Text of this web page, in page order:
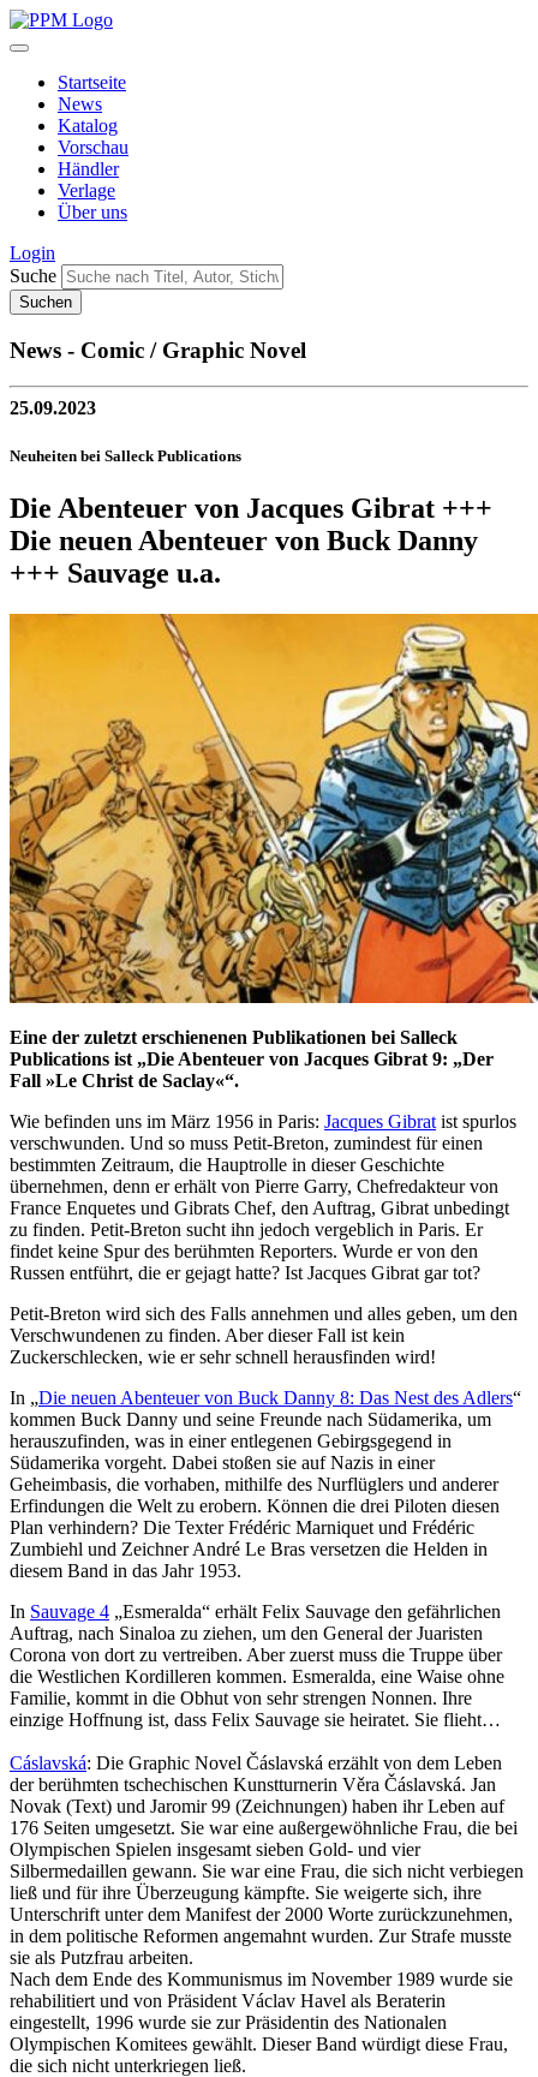
Startseite
News
Katalog
Vorschau
Händler
Verlage
Über uns
Login
Suche
News - Comic / Graphic Novel
25.09.2023
Neuheiten bei Salleck Publications
Die Abenteuer von Jacques Gibrat +++
Die neuen Abenteuer von Buck Danny
+++ Sauvage u.a.
Eine der zuletzt erschienenen Publikationen bei Salleck
Publications ist „Die Abenteuer von Jacques Gibrat 9: „Der
Fall »Le Christ de Saclay«“.
Wie befinden uns im März 1956 in Paris: Jacques Gibrat ist spurlos
verschwunden. Und so muss Petit-Breton, zumindest für einen
bestimmten Zeitraum, die Hauptrolle in dieser Geschichte
übernehmen, denn er erhält von Pierre Garry, Chefredakteur von
France Enquetes und Gibrats Chef, den Auftrag, Gibrat unbedingt
zu finden. Petit-Breton sucht ihn jedoch vergeblich in Paris. Er
findet keine Spur des berühmten Reporters. Wurde er von den
Russen entführt, die er gejagt hatte? Ist Jacques Gibrat gar tot?
Petit-Breton wird sich des Falls annehmen und alles geben, um den
Verschwundenen zu finden. Aber dieser Fall ist kein
Zuckerschlecken, wie er sehr schnell herausfinden wird!
In „Die neuen Abenteuer von Buck Danny 8: Das Nest des Adlers“
kommen Buck Danny und seine Freunde nach Südamerika, um
herauszufinden, was in einer entlegenen Gebirgsgegend in
Südamerika vorgeht. Dabei stoßen sie auf Nazis in einer
Geheimbasis, die vorhaben, mithilfe des Nurflüglers und anderer
Erfindungen die Welt zu erobern. Können die drei Piloten diesen
Plan verhindern? Die Texter Frédéric Marniquet und Frédéric
Zumbiehl und Zeichner André Le Bras versetzen die Helden in
diesem Band in das Jahr 1953.
In Sauvage 4 „Esmeralda“ erhält Felix Sauvage den gefährlichen
Auftrag, nach Sinaloa zu ziehen, um den General der Juaristen
Corona von dort zu vertreiben. Aber zuerst muss die Truppe über
die Westlichen Kordilleren kommen. Esmeralda, eine Waise ohne
Familie, kommt in die Obhut von sehr strengen Nonnen. Ihre
einzige Hoffnung ist, dass Felix Sauvage sie heiratet. Sie flieht…
Cáslavská: Die Graphic Novel Čáslavská erzählt von dem Leben
der berühmten tschechischen Kunstturnerin Věra Čáslavská. Jan
Novak (Text) und Jaromir 99 (Zeichnungen) haben ihr Leben auf
176 Seiten umgesetzt. Sie war eine außergewöhnliche Frau, die bei
Olympischen Spielen insgesamt sieben Gold- und vier
Silbermedaillen gewann. Sie war eine Frau, die sich nicht verbiegen
ließ und für ihre Überzeugung kämpfte. Sie weigerte sich, ihre
Unterschrift unter dem Manifest der 2000 Worte zurückzunehmen,
in dem politische Reformen angemahnt wurden. Zur Strafe musste
sie als Putzfrau arbeiten.
Nach dem Ende des Kommunismus im November 1989 wurde sie
rehabilitiert und von Präsident Václav Havel als Beraterin
eingestellt, 1996 wurde sie zur Präsidentin des Nationalen
Olympischen Komitees gewählt. Dieser Band würdigt diese Frau,
die sich nicht unterkriegen ließ.